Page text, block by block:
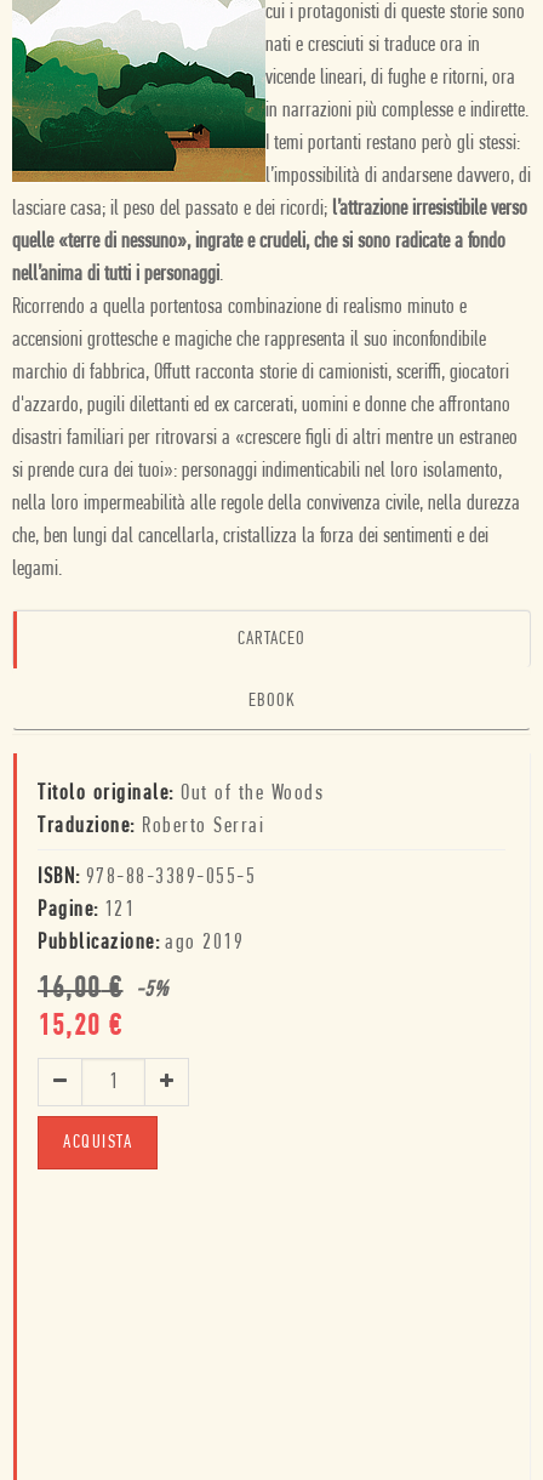
cui i protagonisti di queste storie sono
nati e cresciuti si traduce ora in
vicende lineari, di fughe e ritorni, ora
in narrazioni più complesse e indirette.
I temi portanti restano però gli stessi:
l’impossibilità di andarsene davvero, di
lasciare casa; il peso del passato e dei ricordi; l’attrazione irresistibile verso
quelle «terre di nessuno», ingrate e crudeli, che si sono radicate a fondo
nell’anima di tutti i personaggi.
Ricorrendo a quella portentosa combinazione di realismo minuto e
accensioni grottesche e magiche che rappresenta il suo inconfondibile
marchio di fabbrica, Offutt racconta storie di camionisti, sceriffi, giocatori
d'azzardo, pugili dilettanti ed ex carcerati, uomini e donne che affrontano
disastri familiari per ritrovarsi a «crescere figli di altri mentre un estraneo
si prende cura dei tuoi»: personaggi indimenticabili nel loro isolamento,
nella loro impermeabilità alle regole della convivenza civile, nella durezza
che, ben lungi dal cancellarla, cristallizza la forza dei sentimenti e dei
legami.
CARTACEO
EBOOK
Titolo originale: Out of the Woods
Traduzione: Roberto Serrai
ISBN: 978-88-3389-055-5
Pagine: 121
Pubblicazione: ago 2019
16,00€ -5%
15,20 €
ACQUISTA